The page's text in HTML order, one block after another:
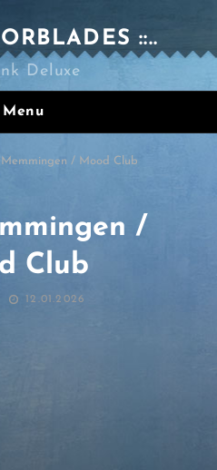
::..
Deluxe
Menu
Memmingen / Mood Club
/
Club
POSTED
12.01.2026